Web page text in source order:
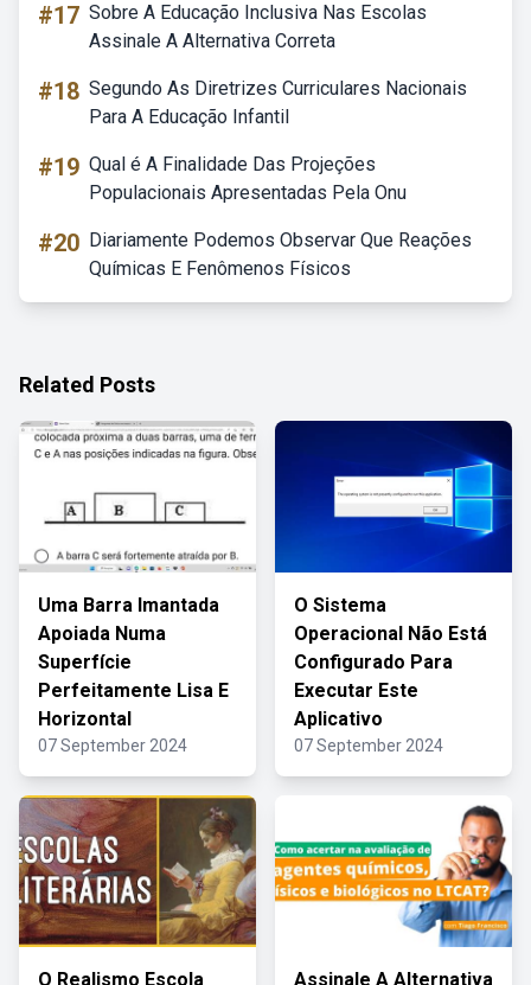
#17 Sobre A Educação Inclusiva Nas Escolas
Assinale A Alternativa Correta
#18 Segundo As Diretrizes Curriculares Nacionais
Para A Educação Infantil
#19 Qual é A Finalidade Das Projeções
Populacionais Apresentadas Pela Onu
#20 Diariamente Podemos Observar Que Reações
Químicas E Fenômenos Físicos
Related Posts
Uma Barra Imantada
Apoiada Numa
Superfície
Perfeitamente Lisa E
Horizontal
07 September 2024
O Sistema
Operacional Não Está
Configurado Para
Executar Este
Aplicativo
07 September 2024
O Realismo Escola Assinale A Alternativa